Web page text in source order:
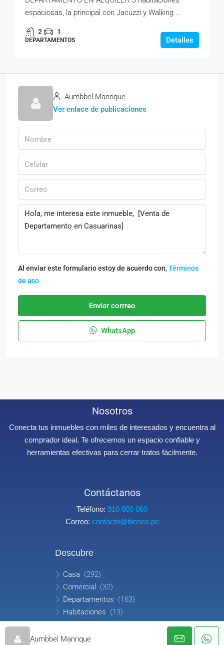
espaciosas, la principal con Jacuzzi y Walking...
2 1
DEPARTAMENTOS Detalles
Aumbbel Manrique
Ver enlace de publicaciones
Al enviar este formulario estoy de acuerdo con,Términos
de uso
Enviar corrreo
WhatsApp
Aumbbel Manrique
Nosotros
Conecta tus inmuebles con miles de interesados y encuentra al
comprador ideal. Te ofrecemos un espacio confiable y
herramientas efectivas para cerrar tratos fácilmente.
Contáctanos
Teléfono: 910 000 060
Correo: contacto@bienes.pe
Descubre
Casa (292)
Comercial
(32)
Departamentos (163)
Habitaciones (13)
Oficina (8)
Terreno